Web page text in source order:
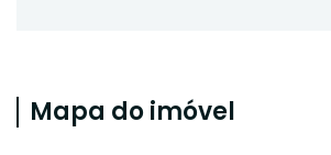
Mapa do imóvel